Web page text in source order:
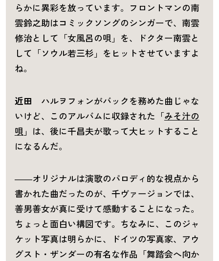
らかに異彩を放っています。フロントマンの南
雲鈴之助はコミックソングのシンガーで、南雲
修治として「女風呂の唄」を、ドクター南雲と
して「ソウル若三杉」をヒットさせていますよ
ね。
近田 ハルヲフォンがバックを務めた曲じゃな
いけど、このアルバムに収録された「みそ汁の
唄 」は、後に千昌夫が歌って大ヒットすること
になるんだ。
――オリジナルは演歌のパロディ的な視点から
書かれた曲だったのが、千ヴァージョンでは、
善男善女が真に受けて感動することになった。
ちょっと面白い構図です。ちなみに、このジャ
ケット写真は明らかに、ドイツの写真家、アウ
グスト・ザンダーの有名な作品「舞踏会へ向か